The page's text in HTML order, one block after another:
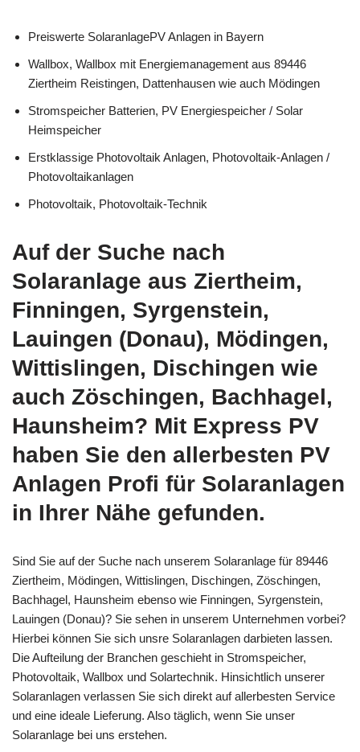
Preiswerte SolaranlagePV Anlagen in Bayern
Wallbox, Wallbox mit Energiemanagement aus 89446
Ziertheim Reistingen, Dattenhausen wie auch Mödingen
Stromspeicher Batterien, PV Energiespeicher / Solar
Heimspeicher
Erstklassige Photovoltaik Anlagen, Photovoltaik-Anlagen /
Photovoltaikanlagen
Photovoltaik, Photovoltaik-Technik
Auf der Suche nach
Solaranlage aus Ziertheim,
Finningen, Syrgenstein,
Lauingen (Donau), Mödingen,
Wittislingen, Dischingen wie
auch Zöschingen, Bachhagel,
Haunsheim? Mit Express PV
haben Sie den allerbesten PV
Anlagen Profi für Solaranlagen
in Ihrer Nähe gefunden.
Sind Sie auf der Suche nach unserem Solaranlage für 89446
Ziertheim, Mödingen, Wittislingen, Dischingen, Zöschingen,
Bachhagel, Haunsheim ebenso wie Finningen, Syrgenstein,
Lauingen (Donau)? Sie sehen in unserem Unternehmen vorbei?
Hierbei können Sie sich unsre Solaranlagen darbieten lassen.
Die Aufteilung der Branchen geschieht in Stromspeicher,
Photovoltaik, Wallbox und Solartechnik. Hinsichtlich unserer
Solaranlagen verlassen Sie sich direkt auf allerbesten Service
und eine ideale Lieferung. Also täglich, wenn Sie unser
Solaranlage bei uns erstehen.